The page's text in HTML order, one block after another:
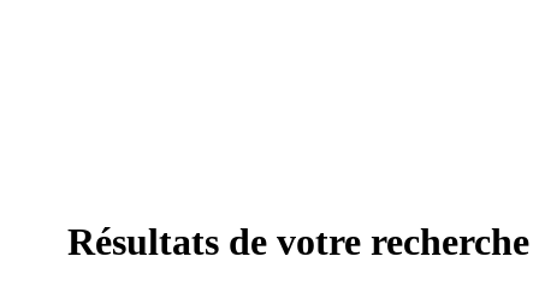
Résultats de votre recherche